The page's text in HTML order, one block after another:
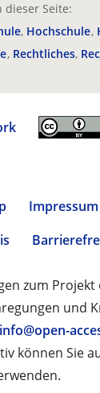
dieser Seite:
Hochschule
Rechtliches
Impressum
zum Projekt
und
info@open-
können Sie